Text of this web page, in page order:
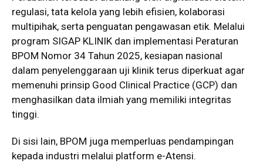
regulasi, tata kelola yang lebih efisien, kolaborasi
multipihak, serta penguatan pengawasan etik. Melalui
program SIGAP KLINIK dan implementasi Peraturan
BPOM Nomor 34 Tahun 2025, kesiapan nasional
dalam penyelenggaraan uji klinik terus diperkuat agar
memenuhi prinsip Good Clinical Practice (GCP) dan
menghasilkan data ilmiah yang memiliki integritas
tinggi.
Di sisi lain, BPOM juga memperluas pendampingan
kepada industri melalui platform e-Atensi.